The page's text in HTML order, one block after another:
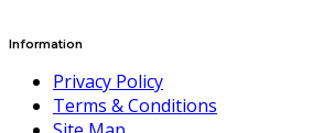
Information
Privacy Policy
Terms & Conditions